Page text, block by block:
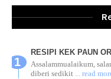
RESIPI KEK PAUN
Assalammualaikum,
diberi sedikit ... read